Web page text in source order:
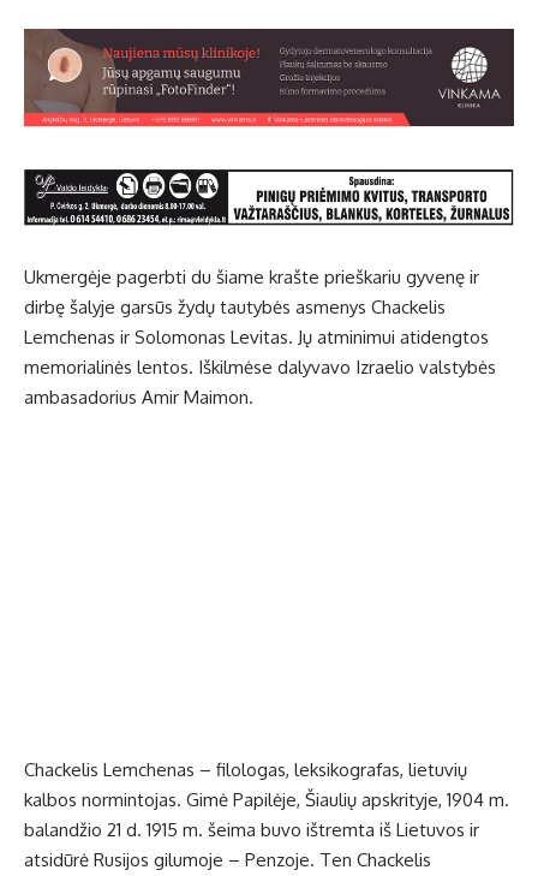
Ukmergėje pagerbti du šiame krašte prieškariu gyvenę ir
dirbę šalyje garsūs žydų tautybės asmenys Chackelis
Lemchenas ir Solomonas Levitas. Jų atminimui atidengtos
memorialinės lentos. Iškilmėse dalyvavo Izraelio valstybės
ambasadorius Amir Maimon.
Chackelis Lemchenas – filologas, leksikografas, lietuvių
kalbos normintojas. Gimė Papilėje, Šiaulių apskrityje, 1904 m.
balandžio 21 d. 1915 m. šeima buvo ištremta iš Lietuvos ir
atsidūrė Rusijos gilumoje – Penzoje. Ten Chackelis